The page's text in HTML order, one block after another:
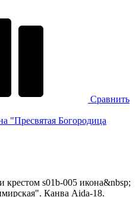
Сравнить
"Пресвятая Богородица
s01b-005 икона&nbsp;
Канва Aida-18.